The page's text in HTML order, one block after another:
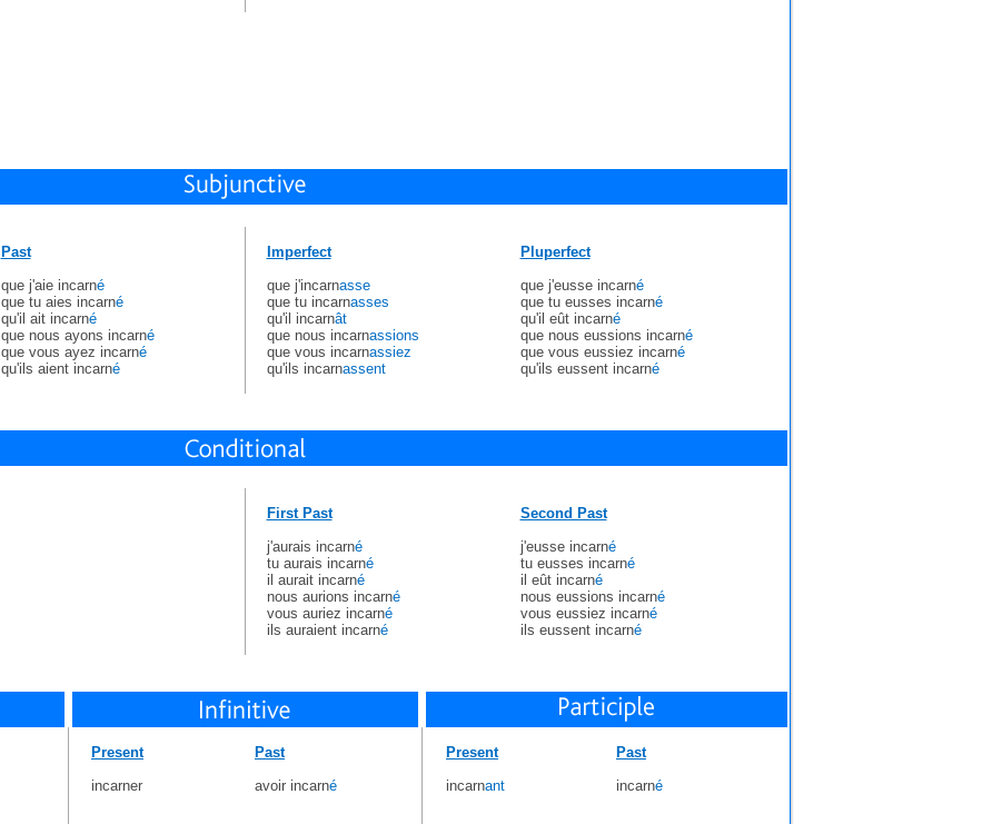
Past
que j'aie incarné
que tu aies incarné
qu'il ait incarné
que nous ayons incarné
que vous ayez incarné
qu'ils aient incarné
Imperfect
que j'incarnasse
que tu incarnasses
qu'il incarnât
que nous incarnassions
que vous incarnassiez
qu'ils incarnassent
Pluperfect
que j'eusse incarné
que tu eusses incarné
qu'il eût incarné
que nous eussions incarné
que vous eussiez incarné
qu'ils eussent incarné
First Past
j'aurais incarné
tu aurais incarné
il aurait incarné
nous aurions incarné
vous auriez incarné
ils auraient incarné
Second Past
j'eusse incarné
tu eusses incarné
il eût incarné
nous eussions incarné
vous eussiez incarné
ils eussent incarné
Present
incarner
Past
avoir incarné
Present
incarnant
Past
incarné